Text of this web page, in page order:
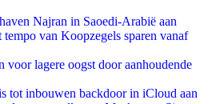
Najran in Saoedi-Arabië aan
van Koopzegels sparen vanaf
voor lagere oogst door aanhoudende
tot inbouwen backdoor in iCloud aan